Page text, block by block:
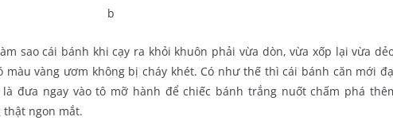
sao cái bánh khi cạy ra khỏi khuôn phải vừa dòn, vừa xốp lại vừa
màu vàng ươm không bị cháy khét. Có như thế thì cái bánh căn mới
đưa ngay vào tô mỡ hành để chiếc bánh trắng nuốt chấm phá
ngon mắt.